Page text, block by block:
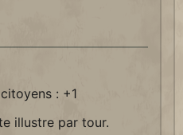
citoyens : +1
illustre par tour.